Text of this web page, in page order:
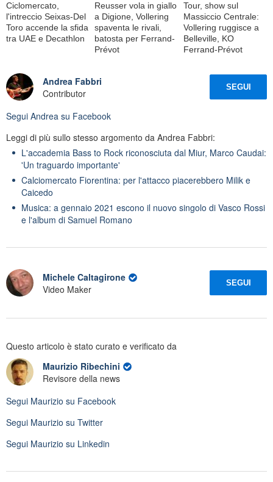
Ciclomercato,
l'intreccio Seixas-Del
Toro accende la sfida
tra UAE e Decathlon
Reusser vola in giallo
a Digione, Vollering
spaventa le rivali,
batosta per Ferrand-
Prévot
Tour, show sul
Massiccio Centrale:
Vollering ruggisce a
Belleville, KO
Ferrand-Prévot
Andrea Fabbri
Contributor
SEGUI
Segui Andrea su Facebook
Leggi di più sullo stesso argomento da Andrea Fabbri:
L'accademia Bass to Rock riconosciuta dal Miur, Marco Caudai:
'Un traguardo importante'
Calciomercato Fiorentina: per l'attacco piacerebbero Milik e
Caicedo
Musica: a gennaio 2021 escono il nuovo singolo di Vasco Rossi
e l'album di Samuel Romano
Michele Caltagirone
Video Maker
SEGUI
Questo articolo è stato curato e verificato da
Maurizio Ribechini
Revisore della news
Segui Maurizio su Facebook
Segui Maurizio su Twitter
Segui Maurizio su Linkedin